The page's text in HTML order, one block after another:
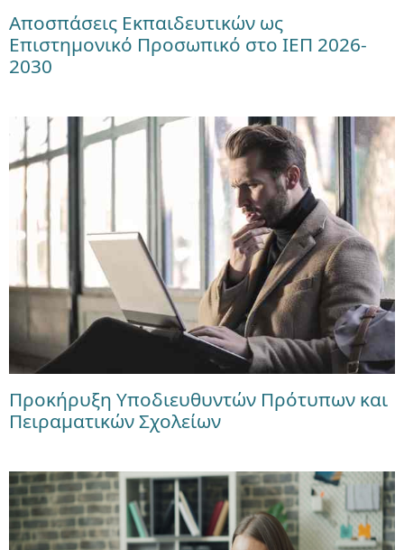
Αποσπάσεις Εκπαιδευτικών ως
Επιστημονικό Προσωπικό στο ΙΕΠ 2026-
2030
Προκήρυξη Υποδιευθυντών Πρότυπων και
Πειραματικών Σχολείων